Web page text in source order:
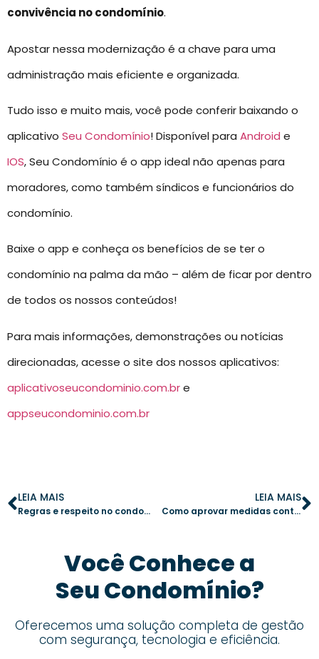
convivência no condomínio.
Apostar nessa modernização é a chave para uma
administração mais eficiente e organizada.
Tudo isso e muito mais, você pode conferir baixando o
aplicativo Seu Condomínio! Disponível para Android e
IOS, Seu Condomínio é o app ideal não apenas para
moradores, como também síndicos e funcionários do
condomínio.
Baixe o app e conheça os benefícios de se ter o
condomínio na palma da mão – além de ficar por dentro
de todos os nossos conteúdos!
Para mais informações, demonstrações ou notícias
direcionadas, acesse o site dos nossos aplicativos:
aplicativoseucondominio.com.bre
appseucondominio.com.br
LEIA MAIS
Regras e respeito no condomínio: estratégias para evitar conflitos e melhorar a convivência
LEIA MAIS
Como aprovar medidas contra a inadimplência com assembleia virtual
Você Conhece a
Seu Condomínio?
Oferecemos uma solução completa de gestão
com segurança, tecnologia e eficiência.